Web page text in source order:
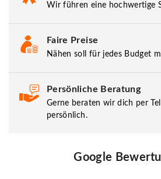
Wir führen eine hochwertige
Faire Preise
Nähen soll für jedes Budget
Persönliche Beratung
Gerne beraten wir dich per
persönlich.
Google